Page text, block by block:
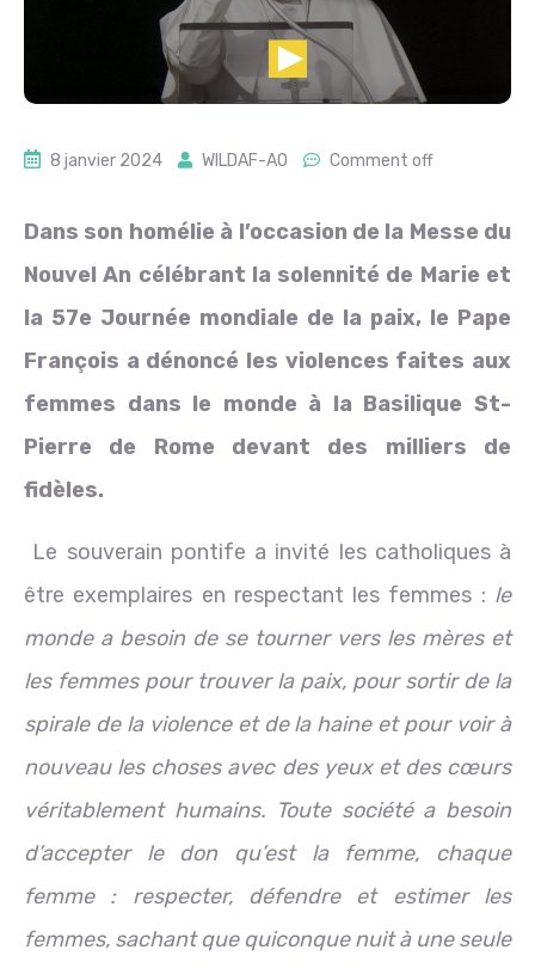
8 janvier 2024 WILDAF-AO Comment off
Dans son homélie à l’occasion de la Messe du
Nouvel An célébrant la solennité de Marie et
la 57e Journée mondiale de la paix, le Pape
François a dénoncé les violences faites aux
femmes dans le monde à la Basilique St-
Pierre de Rome devant des milliers de
fidèles.
Le souverain pontife a invité les catholiques à
être exemplaires en respectant les femmes : le
monde a besoin de se tourner vers les mères et
les femmes pour trouver la paix, pour sortir de la
spirale de la violence et de la haine et pour voir à
nouveau les choses avec des yeux et des cœurs
véritablement humains. Toute société a besoin
d’accepter le don qu’est la femme, chaque
femme : respecter, défendre et estimer les
femmes, sachant que quiconque nuit à une seule